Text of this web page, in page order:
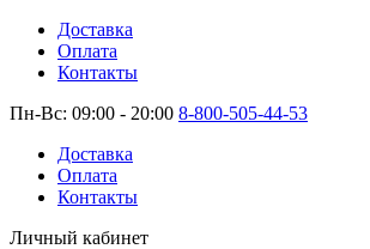
Доставка
Оплата
Контакты
Пн-Вс: 09:00 - 20:00 8-800-505-44-53
Доставка
Оплата
Контакты
Личный кабинет